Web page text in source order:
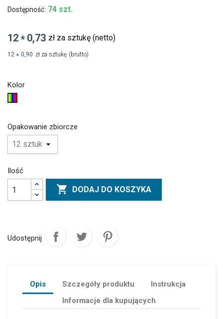
Dostępność: 74 szt.
12* 0,73 zł za sztukę (netto)
12 * 0,90 zł za sztukę (brutto)
Kolor
Opakowanie zbiorcze
Ilość
 DODAJ DO KOSZYKA
Udostępnij
Opis Szczegóły produktu
Instrukcja
Informacje dla kupujących